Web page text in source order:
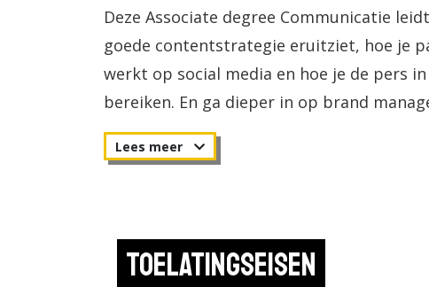
Deze Associate degree Communicatie
goede contentstrategie eruitziet, hoe je
werkt op social media en hoe je de pers
bereiken. En ga dieper in op brand
deze Ad-opleiding een goede match voor
Waardevol diploma
Met de Associate degree Communicatie
Toelatingseisen